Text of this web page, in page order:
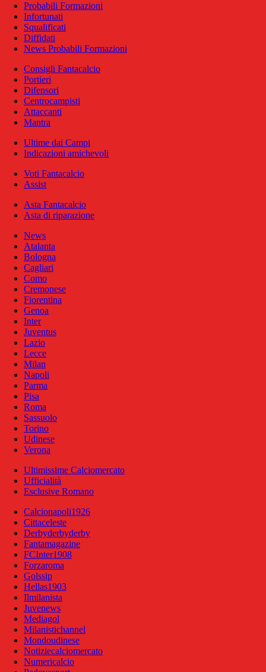
Probabili Formazioni
Infortunati
Squalificati
Diffidati
News Probabili Formazioni
Consigli Fantacalcio
Portieri
Difensori
Centrocampisti
Attaccanti
Mantra
Ultime dai Campi
Indicazioni amichevoli
Voti Fantacalcio
Assist
Asta Fantacalcio
Asta di riparazione
News
Atalanta
Bologna
Cagliari
Como
Cremonese
Fiorentina
Genoa
Inter
Juventus
Lazio
Lecce
Milan
Napoli
Parma
Pisa
Roma
Sassuolo
Torino
Udinese
Verona
Ultimissime Calciomercato
Ufficialità
Esclusive Romano
Calcionapoli1926
Cittaceleste
Derbyderbyderby
Fantamagazine
FCInter1908
Forzaroma
Golssip
Hellas1903
Ilmilanista
Juvenews
Mediagol
Milanistichannel
Mondoudinese
Notiziecalciomercato
Numericalcio